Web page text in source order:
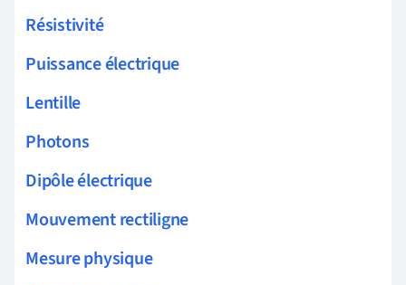
Résistivité
Puissance électrique
Lentille
Photons
Dipôle électrique
Mouvement rectiligne
Mesure physique